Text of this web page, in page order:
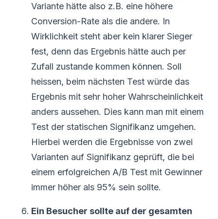
Variante hätte also z.B. eine höhere
Conversion-Rate als die andere. In
Wirklichkeit steht aber kein klarer Sieger
fest, denn das Ergebnis hätte auch per
Zufall zustande kommen können. Soll
heissen, beim nächsten Test würde das
Ergebnis mit sehr hoher Wahrscheinlichkeit
anders aussehen. Dies kann man mit einem
Test der statischen Signifikanz umgehen.
Hierbei werden die Ergebnisse von zwei
Varianten auf Signifikanz geprüft, die bei
einem erfolgreichen A/B Test mit Gewinner
immer höher als 95% sein sollte.
Ein Besucher sollte auf der gesamten